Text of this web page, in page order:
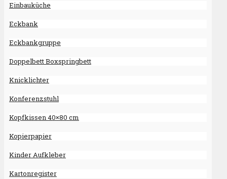
Einbauküche
Eckbank
Eckbankgruppe
Doppelbett Boxspringbett
Knicklichter
Konferenzstuhl
Kopfkissen 40×80 cm
Kopierpapier
Kinder Aufkleber
Kartonregister